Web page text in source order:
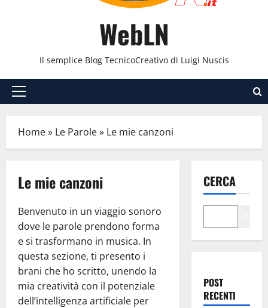
WebLN
Il semplice Blog TecnicoCreativo di Luigi Nuscis
Menu
Home» Le Parole» Le mie canzoni
Le mie canzoni
Benvenuto in un viaggio sonoro
dove le parole prendono forma
e si trasformano in musica. In
questa sezione, ti presento i
brani che ho scritto, unendo la
mia creatività con il potenziale
dell’intelligenza artificiale per
CERCA
POST
RECENTI